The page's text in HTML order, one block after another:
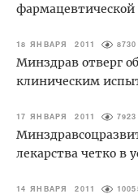
18 ЯНВАРЯ 2011 8730
Минздрав отверг
клиническим
17 ЯНВАРЯ 2011 7923
лекарства четко в
14 ЯНВАРЯ 2011